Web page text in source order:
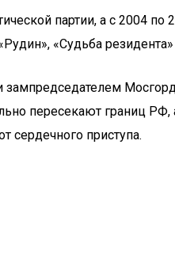
партии, а с 2004
«Судьба
зампредседателем
пересекают границ
сердечного приступа.